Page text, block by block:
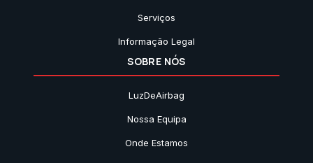
Serviços
Informação Legal
SOBRE NÓS
LuzDeAirbag
Nossa Equipa
Onde Estamos